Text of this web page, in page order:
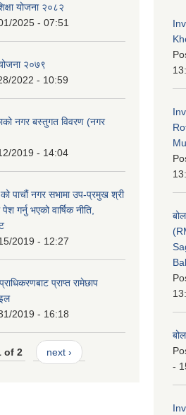
योजना २०८२
2025 - 07:51
२०७९
2022 - 10:59
नगर बस्तुगत विवरण (नगर
2019 - 14:04
पाचौं नगर सभामा उप-प्रमुख श्री
गर्नु भएको वार्षिक नीति,
2019 - 12:27
प्राधिकरणबाट प्राप्त रामेछाप
2019 - 16:18
of 2 next ›
-